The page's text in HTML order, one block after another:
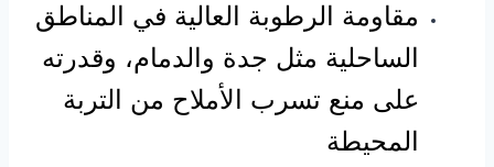
مقاومة الرطوبة العالية في المناطق
الساحلية مثل جدة والدمام، وقدرته
على منع تسرب الأملاح من التربة
المحيطة